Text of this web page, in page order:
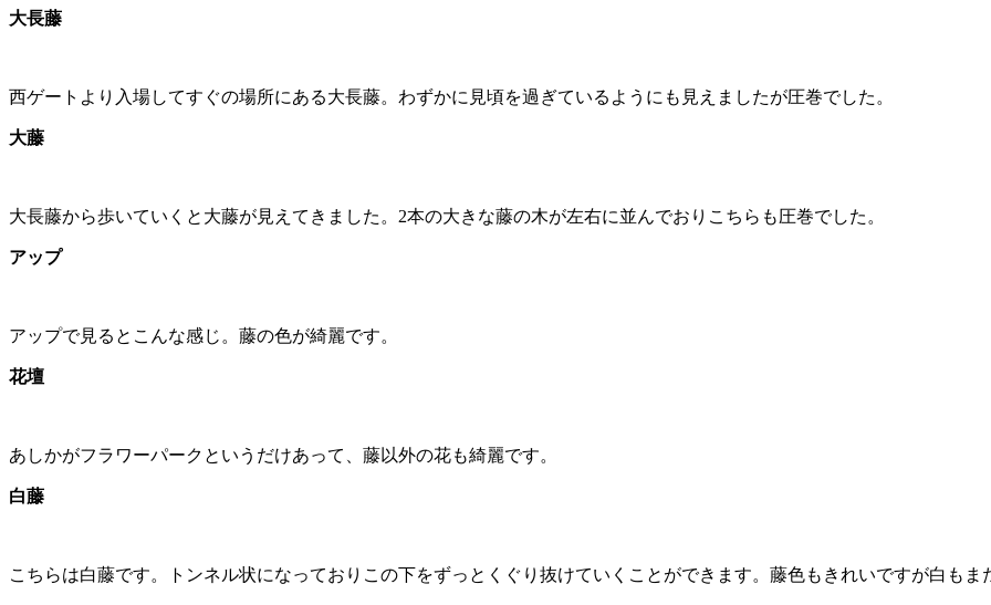
大長藤
西ゲートより入場してすぐの場所にある大長藤。わずかに見頃を過ぎているようにも見えましたが圧巻でした。
大藤
大長藤から歩いていくと大藤が見えてきました。2本の大きな藤の木が左右に並んでおりこちらも圧巻でした。
アップ
アップで見るとこんな感じ。藤の色が綺麗です。
花壇
あしかがフラワーパークというだけあって、藤以外の花も綺麗です。
白藤
こちらは白藤です。トンネル状になっておりこの下をずっとくぐり抜けていくことができます。藤色もきれいですが白もま